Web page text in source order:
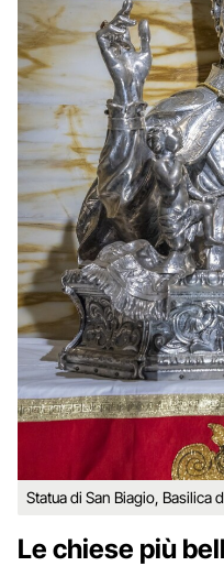
Statua di San Biagio, Basilica
Le chiese più